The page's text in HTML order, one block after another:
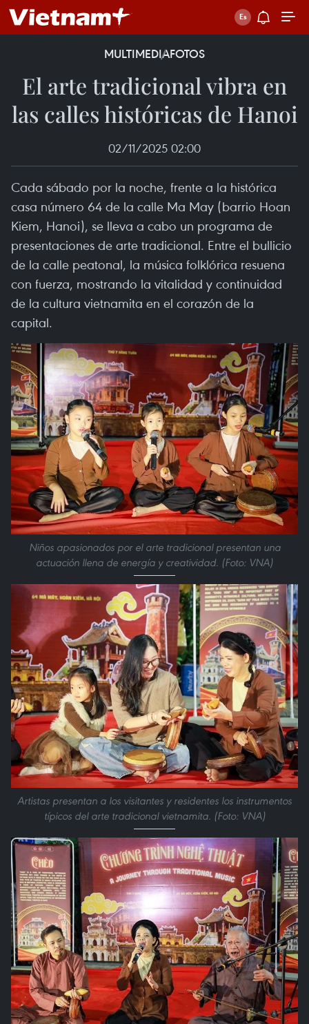
MULTIMEDIAFOTOS
El arte tradicional vibra en
las calles históricas de Hanoi
02/11/2025 02:00
Cada sábado por la noche, frente a la histórica
casa número 64 de la calle Ma May (barrio Hoan
Kiem, Hanoi), se lleva a cabo un programa de
presentaciones de arte tradicional. Entre el bullicio
de la calle peatonal, la música folklórica resuena
con fuerza, mostrando la vitalidad y continuidad
de la cultura vietnamita en el corazón de la
capital.
Niños apasionados por el arte tradicional presentan una
actuación llena de energía y creatividad. (Foto: VNA)
Artistas presentan a los visitantes y residentes los instrumentos
típicos del arte tradicional vietnamita. (Foto: VNA)